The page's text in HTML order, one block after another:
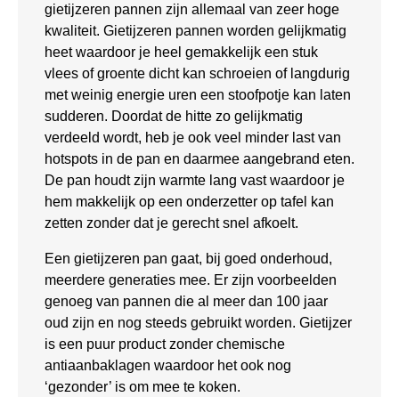
gietijzeren pannen zijn allemaal van zeer hoge
kwaliteit. Gietijzeren pannen worden gelijkmatig
heet waardoor je heel gemakkelijk een stuk
vlees of groente dicht kan schroeien of langdurig
met weinig energie uren een stoofpotje kan laten
sudderen. Doordat de hitte zo gelijkmatig
verdeeld wordt, heb je ook veel minder last van
hotspots in de pan en daarmee aangebrand eten.
De pan houdt zijn warmte lang vast waardoor je
hem makkelijk op een onderzetter op tafel kan
zetten zonder dat je gerecht snel afkoelt.
Een gietijzeren pan gaat, bij goed onderhoud,
meerdere generaties mee. Er zijn voorbeelden
genoeg van pannen die al meer dan 100 jaar
oud zijn en nog steeds gebruikt worden. Gietijzer
is een puur product zonder chemische
antiaanbaklagen waardoor het ook nog
‘gezonder’ is om mee te koken.